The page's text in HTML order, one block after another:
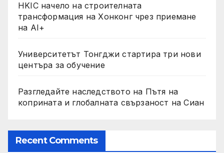
HKIC начело на строителната
трансформация на Хонконг чрез приемане
на AI+
Университетът Тонгджи стартира три нови
центъра за обучение
Разгледайте наследството на Пътя на
коприната и глобалната свързаност на Сиан
Recent Comments